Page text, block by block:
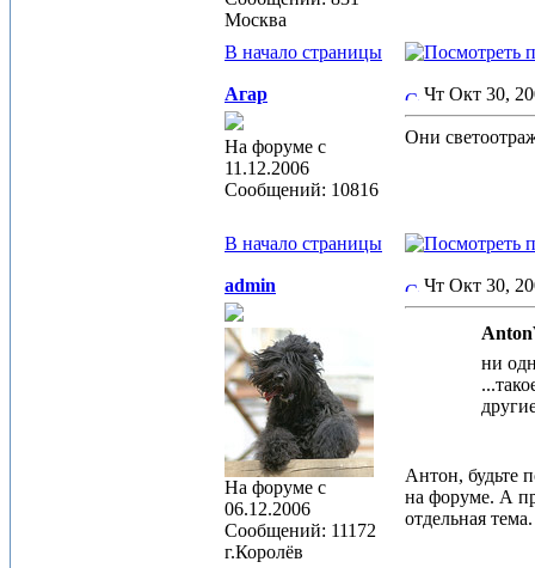
Москва
В начало страницы
Агар
На форуме с
11.12.2006
Сообщений: 10816
Чт Окт 30,
Они
В начало страницы
admin
На форуме с
06.12.2006
Сообщений: 11172
г.Королёв
Чт Окт 30,
ни
Антон, будьте
на форуме. А
отдельная тема.